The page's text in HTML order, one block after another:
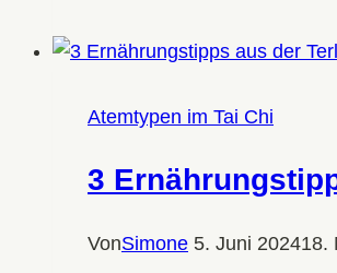
Füße:
Tipps,
auf
deinen
Körpertyp
Atemtypen im Tai Chi
3
VonSimone 5. Juni 202418.